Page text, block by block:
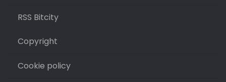
RSS Bitcity
Copyright
Cookie policy